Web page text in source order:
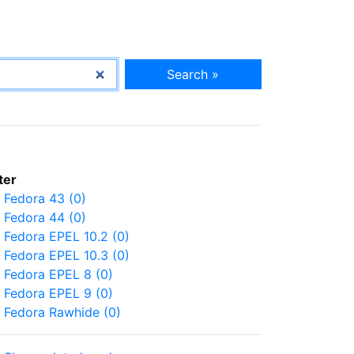
Search »
Fedora 43 (0)
Fedora 44 (0)
Fedora EPEL 10.2 (0)
Fedora EPEL 10.3 (0)
Fedora EPEL 8 (0)
Fedora EPEL 9 (0)
Fedora Rawhide (0)